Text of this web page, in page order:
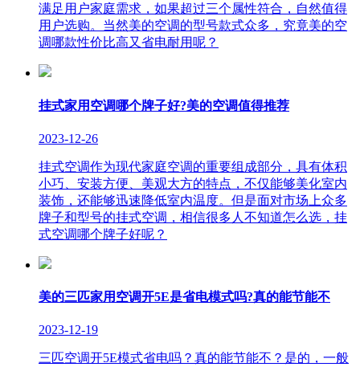
满足用户家庭需求，如果超过三个属性符合，自然值得
用户选购。当然美的空调的型号款式众多，究竟美的空
调哪款性价比高又省电耐用呢？
挂式家用空调哪个牌子好?美的空调值得推荐
2023-12-26
挂式空调作为现代家庭空调的重要组成部分，具有体积
小巧、安装方便、美观大方的特点，不仅能够美化室内
装饰，还能够迅速降低室内温度。但是面对市场上众多
牌子和型号的挂式空调，相信很多人不知道怎么选，挂
式空调哪个牌子好呢？
美的三匹家用空调开5E是省电模式吗?真的能节能不
2023-12-19
三匹空调开5E模式省电吗？真的能节能不？是的，一般